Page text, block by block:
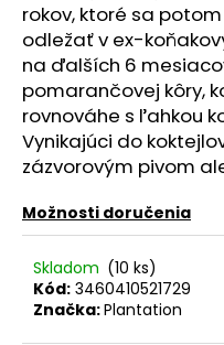
rokov, ktoré sa
odležať v ex-
na ďalších 6
pomarančovej kôry,
rovnováhe s ľahkou
Vynikajúci do
zázvorovým pivom
Možnosti doručenia
Skladom (10 ks)
Kód: 3460410521729
Značka:Plantation
PROSECCO
ASOLO
EXTRA
BRUT
0.75L
11%
€8,90